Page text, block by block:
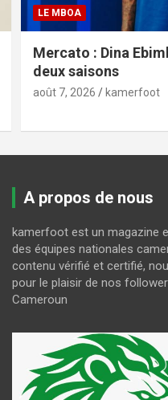
LE MBOA
Mercato : Dina
deux saisons
août 7, 2026 kamerfoot
A propos de nous
kamerfoot est un magazine
des équipes nationales
contenu vérifié et certifié,
pour le plaisir de nos
Cameroun